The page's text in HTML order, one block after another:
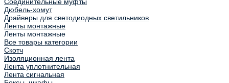
Соединительные муфты
Дюбель-хомут
Драйверы для светодиодных светильников
Ленты монтажные
Ленты монтажные
Все товары категории
Скотч
Изоляционная лента
Лента уплотнительная
Лента сигнальная